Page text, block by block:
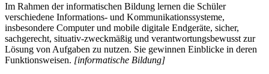
Im Rahmen der informatischen Bildung lernen die Schüler
verschiedene Informations- und Kommunikationssysteme,
insbesondere Computer und mobile digitale Endgeräte, sicher,
sachgerecht, situativ-zweckmäßig und verantwortungsbewusst zur
Lösung von Aufgaben zu nutzen. Sie gewinnen Einblicke in deren
Funktionsweisen. [informatische Bildung]